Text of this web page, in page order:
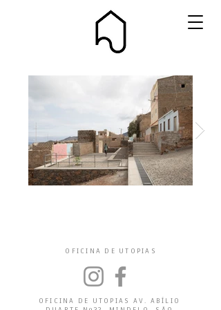
OFICINA DE UTOPIAS
OFICINA DE UTOPIAS AV. ABÍLIO